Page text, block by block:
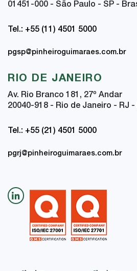
01451-000 - São Paulo - SP -
Tel.: +55 (11) 4501 5000
pgsp@pinheiroguimaraes.com.br
RIO DE JANEIRO
Av. Rio Branco 181, 27º Andar
20040-918 - Rio de Janeiro - RJ -
Tel.: +55 (21) 4501 5000
pgrj@pinheiroguimaraes.com.br